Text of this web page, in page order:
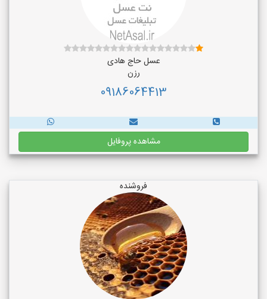
عسل حاج هادی
رزن
09186064413
مشاهده پروفایل
فروشنده